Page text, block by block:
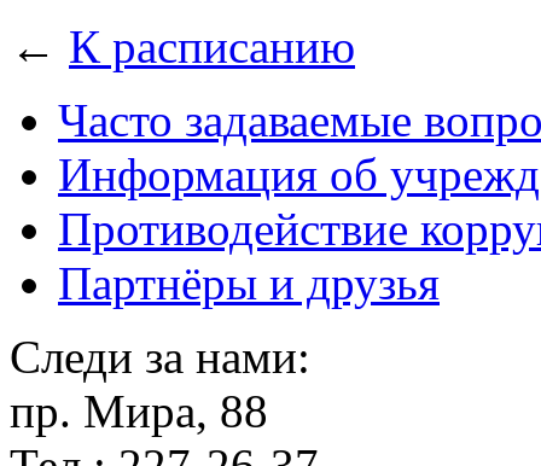
← К расписанию
Часто задаваемые
Информация об
Противодействие
Партнёры и друзья
Следи за нами:
пр. Мира, 88